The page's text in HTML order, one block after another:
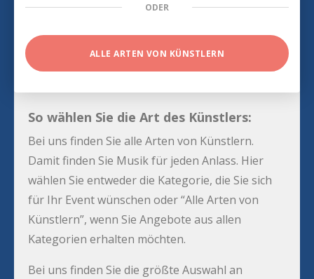
ODER
ALLE ARTEN VON KÜNSTLERN
So wählen Sie die Art des Künstlers:
Bei uns finden Sie alle Arten von Künstlern.
Damit finden Sie Musik für jeden Anlass. Hier
wählen Sie entweder die Kategorie, die Sie sich
für Ihr Event wünschen oder “Alle Arten von
Künstlern”, wenn Sie Angebote aus allen
Kategorien erhalten möchten.
Bei uns finden Sie die größte Auswahl an